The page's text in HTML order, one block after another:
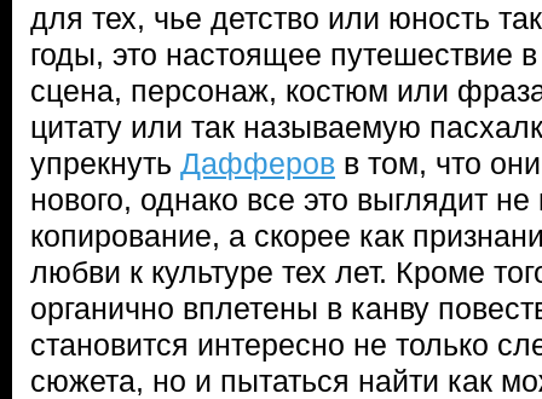
для тех, чье детство или юность
годы, это настоящее путешествие
сцена, персонаж, костюм или
цитату или так называемую
упрекнуть Дафферов в том, что
нового, однако все это выглядит не
копирование, а скорее как
любви к культуре тех лет. Кроме
органично вплетены в канву
становится интересно не только
сюжета, но и пытаться найти как